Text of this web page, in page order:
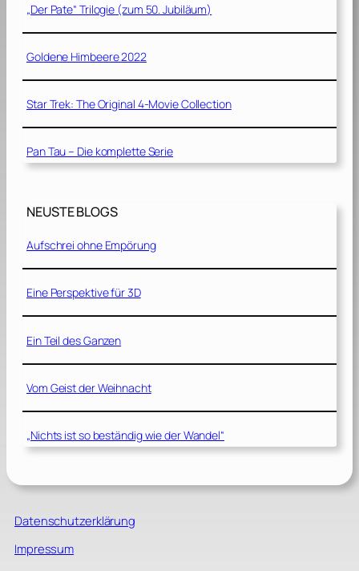
„Der Pate“ Trilogie (zum 50. Jubiläum)
Goldene Himbeere 2022
Star Trek: The Original 4-Movie Collection
Pan Tau – Die komplette Serie
NEUSTE BLOGS
Aufschrei ohne Empörung
Eine Perspektive für 3D
Ein Teil des Ganzen
Vom Geist der Weihnacht
„Nichts ist so beständig wie der Wandel“
Datenschutzerklärung
Impressum